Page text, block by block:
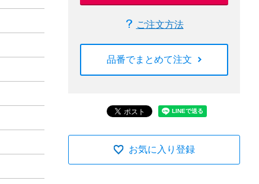
ご注文方法
品番でまとめて注文
お気に入り登録